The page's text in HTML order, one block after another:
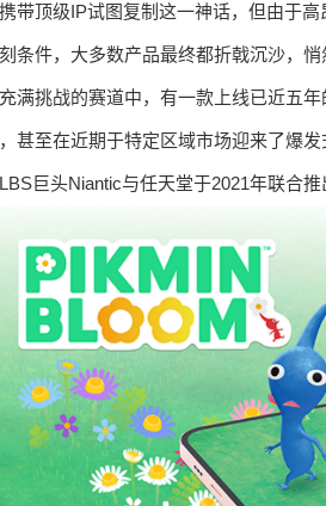
带顶级IP试图复制这一神话，但由于
条件，大多数产品最终都折戟沉沙，悄
满挑战的赛道中，有一款上线已近五
甚至在近期于特定区域市场迎来了爆发
巨头Niantic与任天堂于2021年联合